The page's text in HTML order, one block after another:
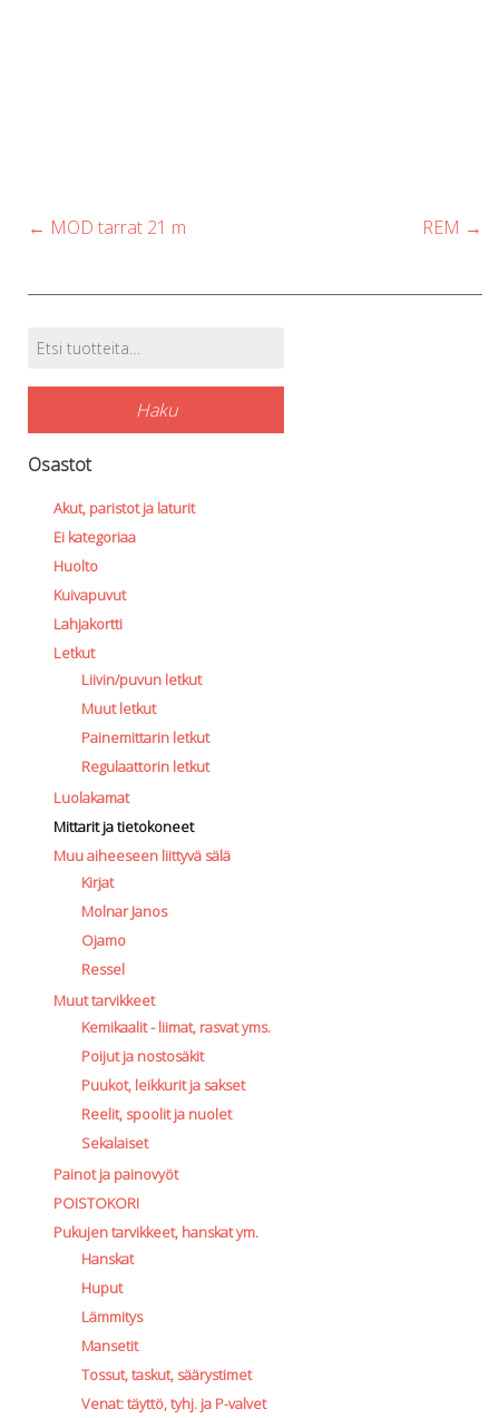
Post
← MOD tarrat 21 m REM →
Tuotehaku
Etsi:
Haku
Osastot
Akut, paristot ja laturit
Ei kategoriaa
Huolto
Kuivapuvut
Lahjakortti
Letkut
Liivin/puvun letkut
Muut letkut
Painemittarin letkut
Regulaattorin letkut
Luolakamat
Mittarit ja tietokoneet
Muu aiheeseen liittyvä sälä
Kirjat
Molnar Janos
Ojamo
Ressel
Muut tarvikkeet
Kemikaalit - liimat, rasvat yms.
Poijut ja nostosäkit
Puukot, leikkurit ja sakset
Reelit, spoolit ja nuolet
Sekalaiset
Painot ja painovyöt
POISTOKORI
Pukujen tarvikkeet, hanskat ym.
Hanskat
Huput
Lämmitys
Mansetit
Tossut, taskut, säärystimet
Venat: täyttö, tyhj. ja P-valvet